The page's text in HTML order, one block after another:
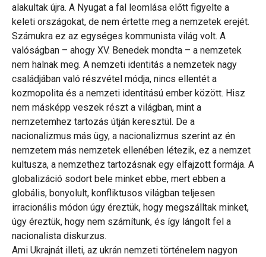
alakultak újra. A Nyugat a fal leomlása előtt figyelte a
keleti országokat, de nem értette meg a nemzetek erejét.
Számukra ez az egységes kommunista világ volt. A
valóságban – ahogy XV. Benedek mondta – a nemzetek
nem halnak meg. A nemzeti identitás a nemzetek nagy
családjában való részvétel módja, nincs ellentét a
kozmopolita és a nemzeti identitású ember között. Hisz
nem másképp veszek részt a világban, mint a
nemzetemhez tartozás útján keresztül. De a
nacionalizmus más ügy, a nacionalizmus szerint az én
nemzetem más nemzetek ellenében létezik, ez a nemzet
kultusza, a nemzethez tartozásnak egy elfajzott formája. A
globalizáció sodort bele minket ebbe, mert ebben a
globális, bonyolult, konfliktusos világban teljesen
irracionális módon úgy éreztük, hogy megszálltak minket,
úgy éreztük, hogy nem számítunk, és így lángolt fel a
nacionalista diskurzus.
Ami Ukrajnát illeti, az ukrán nemzeti történelem nagyon